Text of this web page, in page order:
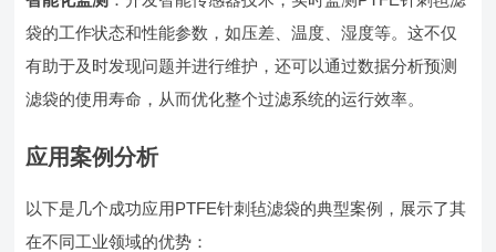
袋的工作状态和性能参数，如压差、温度、湿度等。这不仅
有助于及时发现问题并进行维护，还可以通过数据分析预测
滤袋的使用寿命，从而优化整个过滤系统的运行效率。
应用案例分析
以下是几个成功应用PTFE针刺毡滤袋的典型案例，展示了其
在不同工业领域的优势：